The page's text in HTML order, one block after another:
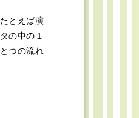
とえば演
の中の１
つの流れ